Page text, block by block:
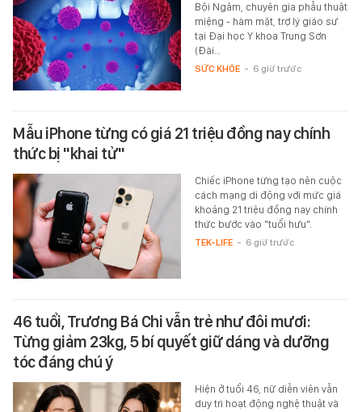
Bội Ngâm, chuyên gia phẫu thuật
miệng - hàm mặt, trợ lý giáo sư
tại Đại học Y khoa Trung Sơn
(Đài…
SỨC KHỎE - 6 giờ trước
Mẫu iPhone từng có giá 21 triệu đồng nay chính
thức bị "khai tử"
Chiếc iPhone từng tạo nên cuộc
cách mạng di động với mức giá
khoảng 21 triệu đồng nay chính
thức bước vào "tuổi hưu".
TEK-LIFE - 6 giờ trước
46 tuổi, Trương Bá Chi vẫn trẻ như đôi mươi:
Từng giảm 23kg, 5 bí quyết giữ dáng và dưỡng
tóc đáng chú ý
Hiện ở tuổi 46, nữ diễn viên vẫn
duy trì hoạt động nghệ thuật và